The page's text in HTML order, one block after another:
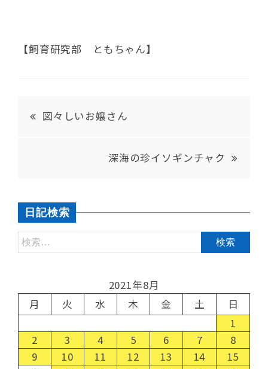
【飼育研究部 ともちゃん】
図々しいお嬢さん
深海の珍イソギンチャク
日記検索
2021年8月
月
火 水 木 金 土
日
1
2
3 4 5 6 7
8
9
10 11 12 13 14
15